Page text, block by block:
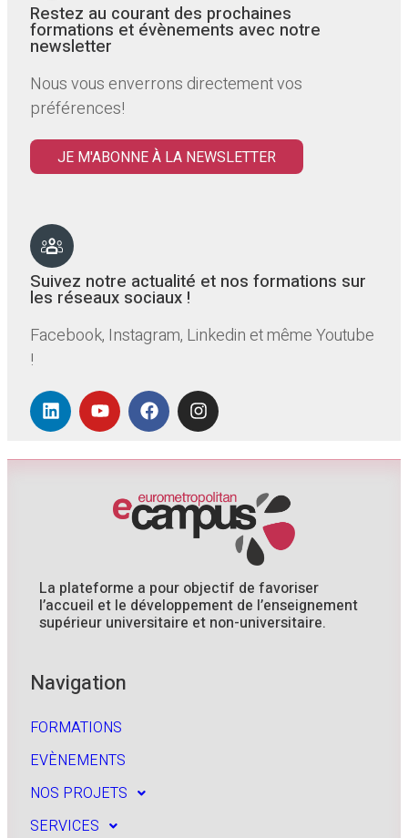
Restez au courant des prochaines
formations et évènements avec notre
newsletter
Nous vous enverrons directement vos
préférences!
JE M'ABONNE À LA NEWSLETTER
Suivez notre actualité et nos formations sur
les réseaux sociaux !
Facebook, Instagram, Linkedin et même Youtube
!
La plateforme a pour objectif de favoriser
l’accueil et le développement de l’enseignement
supérieur universitaire et non-universitaire.
Navigation
FORMATIONS
EVÈNEMENTS
NOS PROJETS
SERVICES